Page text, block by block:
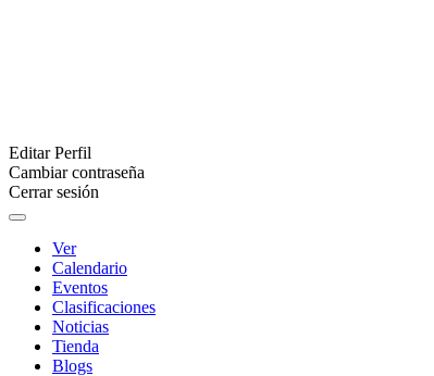
Editar Perfil
Cambiar contraseña
Cerrar sesión
Ver
Calendario
Eventos
Clasificaciones
Noticias
Tienda
Blogs